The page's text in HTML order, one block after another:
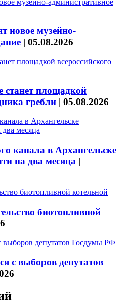
новое музейно-
| 05.08.2026
станет площадкой
гребли | 05.08.2026
канала в Архангельске
на два месяца |
биотопливной
с выборов депутатов